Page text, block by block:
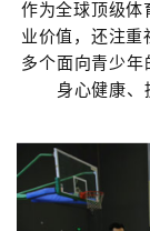
作为全球顶级体
业价值，还注重
多个面向青少
身心健康、